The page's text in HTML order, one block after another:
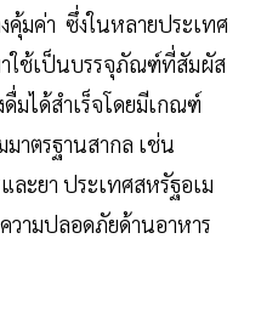
คุ้มค่า ซึ่งในหลายประเทศ
าใช้เป็นบรรจุภัณฑ์ที่สัมผัส
มได้สำเร็จโดยมีเกณฑ์
มาตรฐานสากล เช่น
ละยา ประเทศสหรัฐอเม
วามปลอดภัยด้านอาหาร